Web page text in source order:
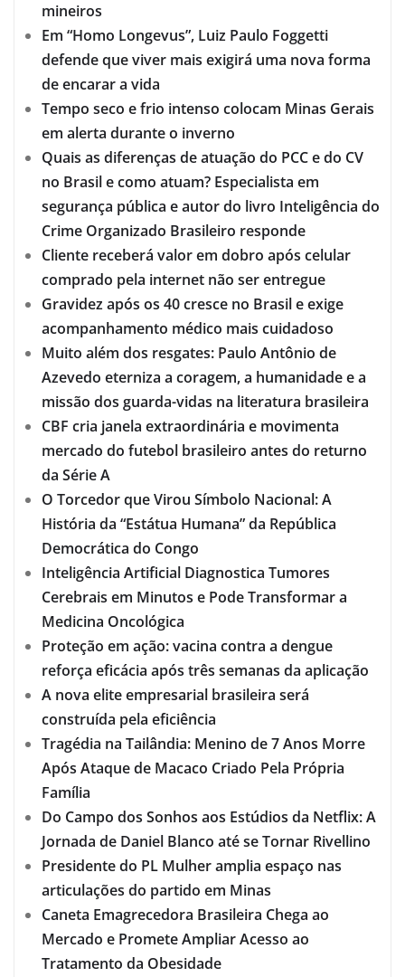
mineiros
Em “Homo Longevus”, Luiz Paulo Foggetti
defende que viver mais exigirá uma nova forma
de encarar a vida
Tempo seco e frio intenso colocam Minas Gerais
em alerta durante o inverno
Quais as diferenças de atuação do PCC e do CV
no Brasil e como atuam? Especialista em
segurança pública e autor do livro Inteligência do
Crime Organizado Brasileiro responde
Cliente receberá valor em dobro após celular
comprado pela internet não ser entregue
Gravidez após os 40 cresce no Brasil e exige
acompanhamento médico mais cuidadoso
Muito além dos resgates: Paulo Antônio de
Azevedo eterniza a coragem, a humanidade e a
missão dos guarda-vidas na literatura brasileira
CBF cria janela extraordinária e movimenta
mercado do futebol brasileiro antes do returno
da Série A
O Torcedor que Virou Símbolo Nacional: A
História da “Estátua Humana” da República
Democrática do Congo
Inteligência Artificial Diagnostica Tumores
Cerebrais em Minutos e Pode Transformar a
Medicina Oncológica
Proteção em ação: vacina contra a dengue
reforça eficácia após três semanas da aplicação
A nova elite empresarial brasileira será
construída pela eficiência
Tragédia na Tailândia: Menino de 7 Anos Morre
Após Ataque de Macaco Criado Pela Própria
Família
Do Campo dos Sonhos aos Estúdios da Netflix: A
Jornada de Daniel Blanco até se Tornar Rivellino
Presidente do PL Mulher amplia espaço nas
articulações do partido em Minas
Caneta Emagrecedora Brasileira Chega ao
Mercado e Promete Ampliar Acesso ao
Tratamento da Obesidade